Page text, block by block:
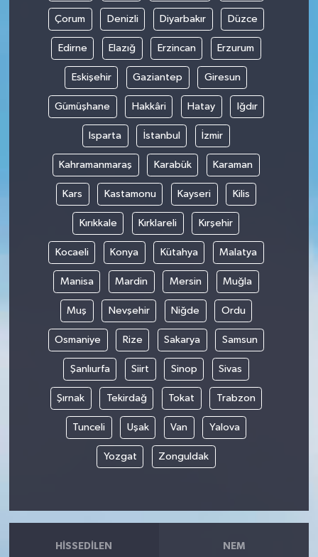
Çorum Denizli Diyarbakır Düzce
Edirne Elazığ Erzincan Erzurum
Eskişehir Gaziantep Giresun
Gümüşhane Hakkâri Hatay Iğdır
Isparta İstanbul İzmir
Kahramanmaraş Karabük Karaman
Kars Kastamonu Kayseri Kilis
Kırıkkale Kırklareli Kırşehir
Kocaeli Konya Kütahya Malatya
Manisa Mardin Mersin Muğla
Muş Nevşehir Niğde Ordu
Osmaniye Rize Sakarya Samsun
Şanlıurfa Siirt Sinop Sivas
Şırnak Tekirdağ Tokat Trabzon
Tunceli Uşak Van Yalova
Yozgat Zonguldak
HISSEDILEN NEM